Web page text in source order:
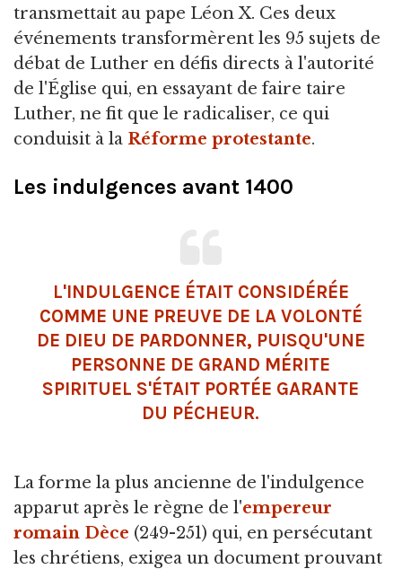
transmettait au pape Léon X. Ces deux
événements transformèrent les 95 sujets de
débat de Luther en défis directs à l'autorité
de l'Église qui, en essayant de faire taire
Luther, ne fit que le radicaliser, ce qui
conduisit à la Réforme protestante.
Les indulgences avant 1400
L'INDULGENCE ÉTAIT CONSIDÉRÉE
COMME UNE PREUVE DE LA VOLONTÉ
DE DIEU DE PARDONNER, PUISQU'UNE
PERSONNE DE GRAND MÉRITE
SPIRITUEL S'ÉTAIT PORTÉE GARANTE
DU PÉCHEUR.
La forme la plus ancienne de l'indulgence
apparut après le règne de l'empereur
romain Dèce (249-251) qui, en persécutant
les chrétiens, exigea un document prouvant